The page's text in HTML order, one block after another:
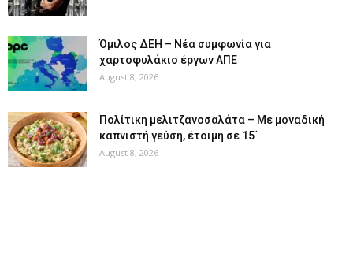
Όμιλος ΔΕΗ – Νέα συμφωνία για
χαρτοφυλάκιο έργων ΑΠΕ
August 8, 2026
Πολίτικη μελιτζανοσαλάτα – Με μοναδική
καπνιστή γεύση, έτοιμη σε 15΄
August 8, 2026